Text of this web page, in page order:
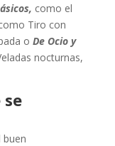
como el
Tiro con
o De Ocio y
nocturnas,
buen